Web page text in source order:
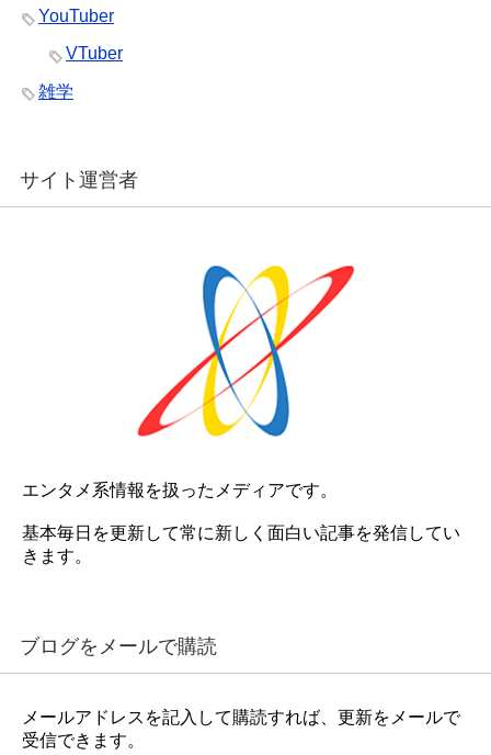
YouTuber
VTuber
雑学
サイト運営者
エンタメ系情報を扱ったメディアです。
基本毎日を更新して常に新しく面白い記事を発信してい
きます。
ブログをメールで購読
メールアドレスを記入して購読すれば、更新をメールで
受信できます。